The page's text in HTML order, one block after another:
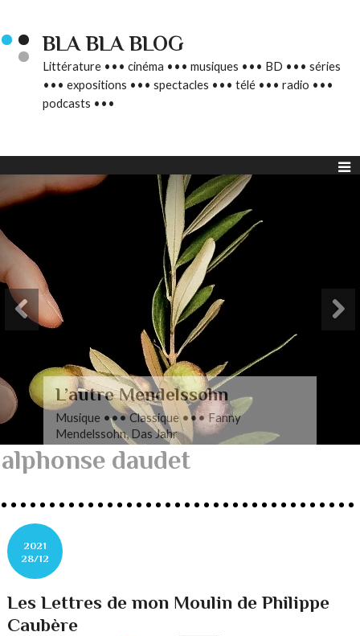
BLA BLA BLOG
Littérature ••• cinéma ••• musiques ••• BD ••• séries
••• expositions ••• spectacles ••• télé ••• radio •••
podcasts •••
L’autre Mendelssohn
Musique ••• Classique ••• Fanny
Mendelssohn, Das Jahr
alphonse daudet
2021
28/12
Les Lettres de mon Moulin de Philippe
Caubère